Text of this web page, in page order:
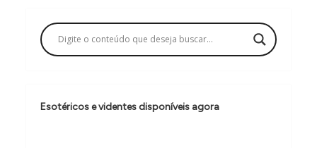
ç
ã
o
e
Esotéricos e videntes disponíveis agora